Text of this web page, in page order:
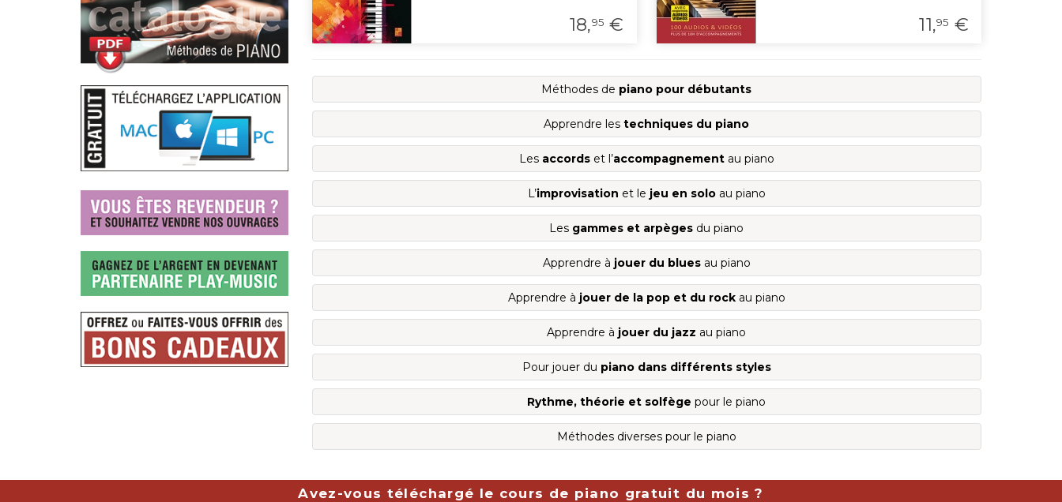
18,95 € 11,95 €
Méthodes de piano pour débutants
Apprendre lestechniques du piano
Les accordset l’accompagnementau piano
L’improvisation et le jeu en soloau piano
Les gammes et arpèges du piano
Apprendre à jouer du bluesau piano
Apprendre à jouer de la pop et du rockau piano
Apprendre à jouer du jazz au piano
Pour jouer du piano dans différents styles
Rythme, théorie et solfège pour le piano
Méthodes diverses pour le piano
Avez-vous téléchargé le cours de piano gratuit du mois ?